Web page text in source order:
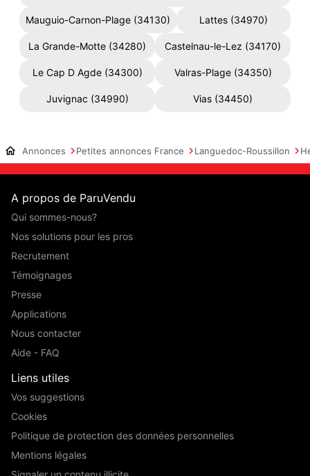
Mauguio-Carnon-Plage (34130) Lattes (34970)
La Grande-Motte (34280) Castelnau-le-Lez (34170)
Le Cap D Agde (34300) Valras-Plage (34350)
Juvignac (34990) Vias (34450)
Annonces Petites annonces France Languedoc-Roussillon
A propos de ParuVendu
Qui sommes-nous?
Nos solutions pour les pros
Recrutement
Témoignages
Presse
Applications
Nous contacter
Aide - FAQ
Liens utiles
Vos suggestions
Cookies
Politique de protection des données personnelles
Mentions légales